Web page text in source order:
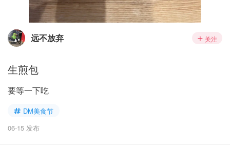
远不放弃 关注
生煎包
要等一下吃
DM美食节
06-15 发布